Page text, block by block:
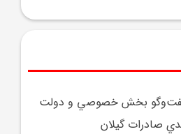
گفت‌وگو بخش خصوصي و دولت